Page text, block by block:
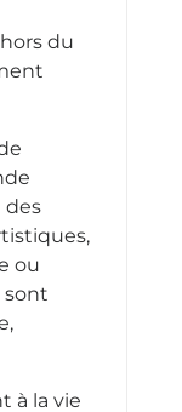
du
des
ou
sont
à la vie